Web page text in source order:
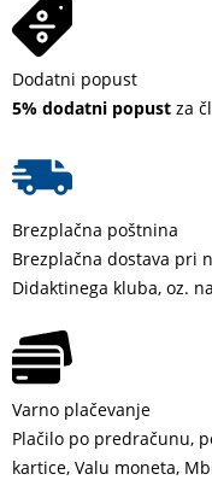
Dodatni popust
5% dodatni popust za
Brezplačna poštnina
Brezplačna dostava pri
Didaktinega kluba, oz.
Varno plačevanje
Plačilo po predračunu,
kartice, Valu moneta,